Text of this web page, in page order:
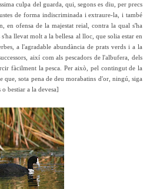
culpa del guarda, qui, segons es diu, per precs
de forma indiscriminada i extraure-la, i també
en ofensa de la majestat reial, contra la qual s'ha
llevat molt a la bellesa al lloc, que solia estar en
a l'agradable abundància de prats verds i a la
així com als pescadors de l'albufera, dels
fàcilment la pesca. Per això, pel contingut de la
que, sota pena de deu morabatins d'or, ningú, siga
o bestiar a la devesa]